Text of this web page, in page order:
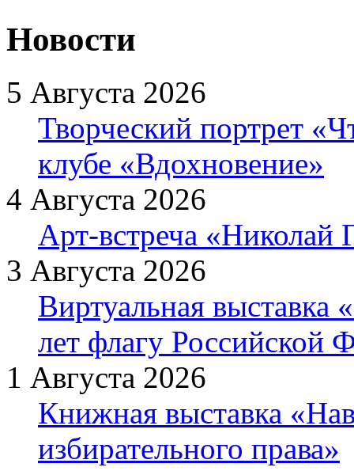
Новости
5 Августа 2026
Творческий портрет
клубе «Вдохновение»
4 Августа 2026
Арт-встреча «Николай
3 Августа 2026
Виртуальная выставка
лет флагу Российской
1 Августа 2026
Книжная выставка
избирательного права»